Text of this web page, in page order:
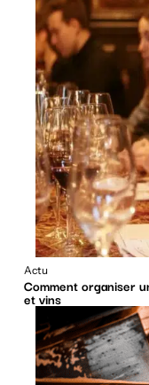
Actu
Comment organiser
et vins